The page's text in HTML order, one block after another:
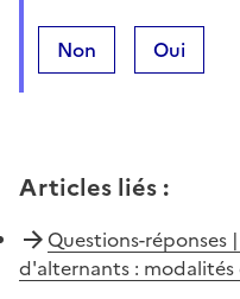
Non Oui
Articles liés :
Questions-réponses
d'alternants : modalités